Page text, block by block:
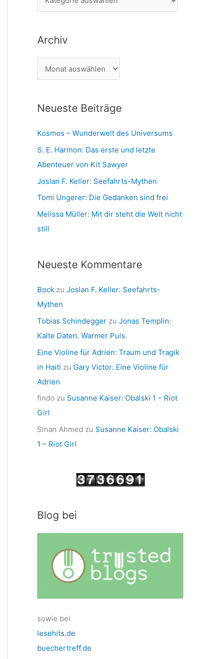
c
h
a
e
e
n
Archiv
r
h
v
Neueste Beiträge
Kosmos – Wunderwelt des Universums
S. E. Harmon: Das erste und letzte
Abenteuer von Kit Sawyer
Joslan F. Keller: Seefahrts-Mythen
Tomi Ungerer: Die Gedanken sind frei
Melissa Müller: Mit dir steht die Welt nicht
still
Neueste Kommentare
Bock zu Joslan F. Keller: Seefahrts-
Mythen
Tobias Schindegger zu Jonas Templin:
Kalte Daten. Warmer Puls.
Eine Violine für Adrien: Traum und Tragik
in Haiti zu Gary Victor: Eine Violine für
Adrien
findo zu Susanne Kaiser: Obalski 1 – Riot
Girl
Sinan Ahmed zu Susanne Kaiser: Obalski
1 – Riot Girl
Blog bei
sowie bei
lesehits.de
buechertreff.de